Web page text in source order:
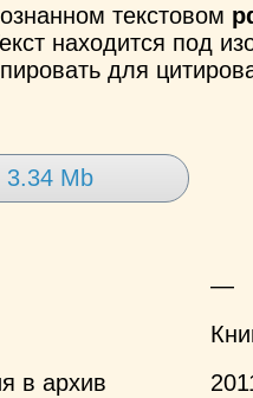
текстовом
находится под
для
3.34 Mb
—
в архив